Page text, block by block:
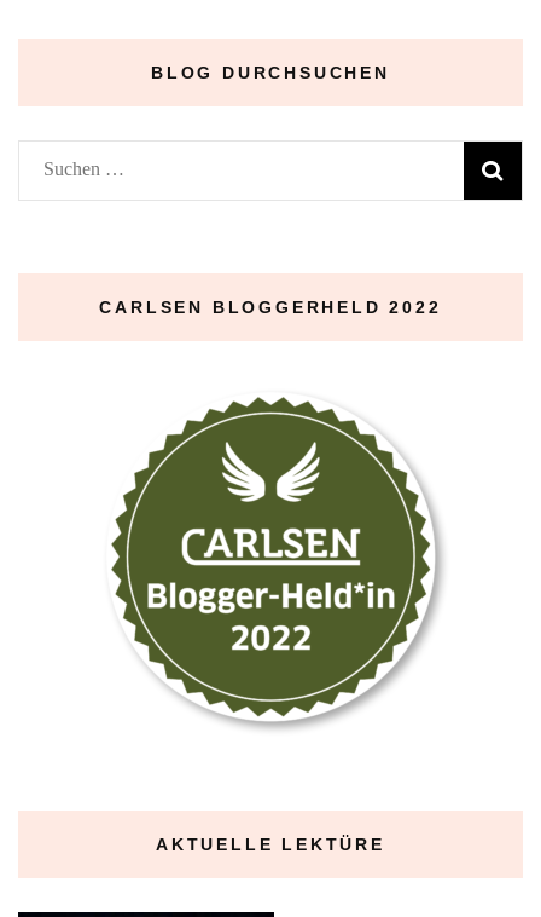
BLOG DURCHSUCHEN
Suchen
nach:
CARLSEN BLOGGERHELD 2022
AKTUELLE LEKTÜRE